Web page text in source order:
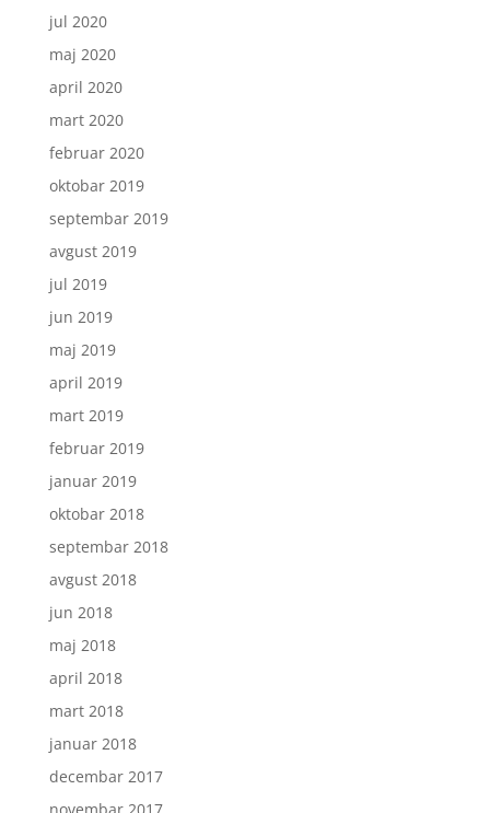
jul 2020
maj 2020
april 2020
mart 2020
februar 2020
oktobar 2019
septembar 2019
avgust 2019
jul 2019
jun 2019
maj 2019
april 2019
mart 2019
februar 2019
januar 2019
oktobar 2018
septembar 2018
avgust 2018
jun 2018
maj 2018
april 2018
mart 2018
januar 2018
decembar 2017